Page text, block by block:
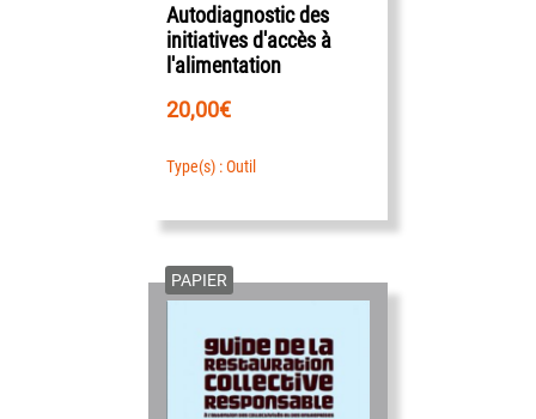
Autodiagnostic des
initiatives d'accès à
l'alimentation
20,00€
Type(s) : Outil
PAPIER